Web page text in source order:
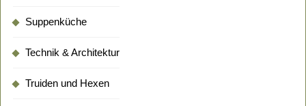
Suppenküche
Technik & Architektur
Truiden und Hexen